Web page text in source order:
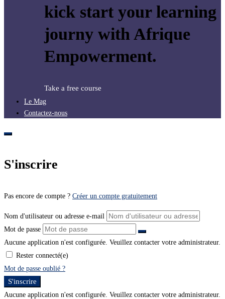
kick start your learning
journy with Afrique
Empowerment.
Take a free course
Le Mag
Contactez-nous
S'inscrire
Pas encore de compte ? Créer un compte gratuitement
Nom d'utilisateur ou adresse e-mail
Mot de passe
Aucune application n'est configurée. Veuillez contacter votre administrateur.
Rester connecté(e)
Mot de passe oublié ?
S'inscrire
Aucune application n'est configurée. Veuillez contacter votre administrateur.